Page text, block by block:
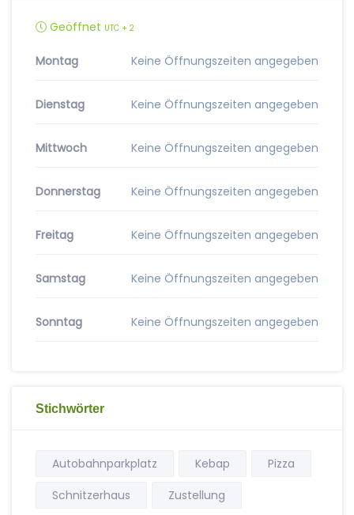
Geöffnet UTC + 2
Montag Keine Öffnungszeiten angegeben
Dienstag Keine Öffnungszeiten angegeben
Mittwoch Keine Öffnungszeiten angegeben
Donnerstag Keine Öffnungszeiten angegeben
Freitag Keine Öffnungszeiten angegeben
Samstag Keine Öffnungszeiten angegeben
Sonntag Keine Öffnungszeiten angegeben
Stichwörter
Autobahnparkplatz Kebap
Pizza
Schnitzerhaus
Zustellung